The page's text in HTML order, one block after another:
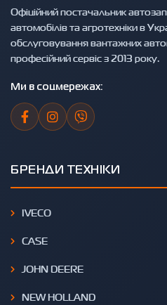
Офіційний постачальник
автомобілів та агротехніки в
обслуговування вантажних
професійний сервіс з 2013 року.
Ми в соцмережах:
БРЕНДИ ТЕХНІКИ
IVECO
CASE
JOHN DEERE
NEW HOLLAND